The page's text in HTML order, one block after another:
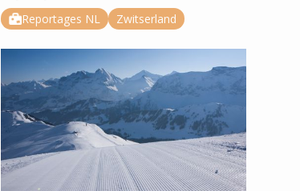
Reportages NL Zwitserland